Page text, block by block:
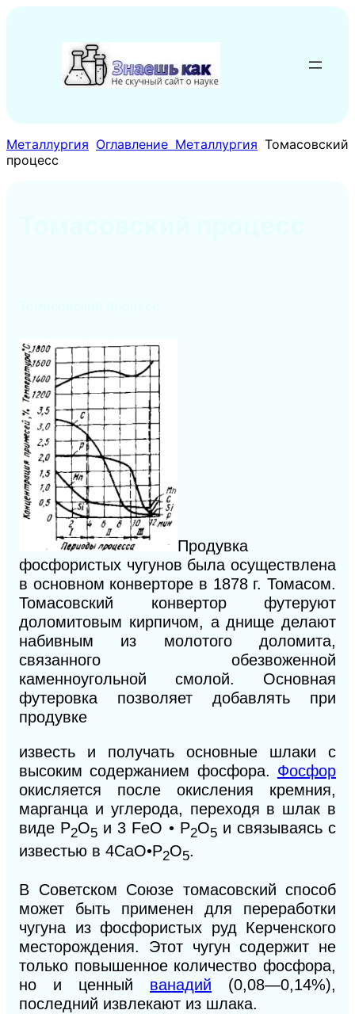
содержимому
Металлургия Оглавление Металлургия Томасовский
процесс
Продувка
фосфористых чугунов была осуществлена
в основном конверторе в 1878 г. Томасом.
Томасовский конвертор футеруют
доломитовым кирпичом, а днище делают
набивным из молотого доломита,
связанного обезвоженной
каменноугольной смолой. Основная
футеровка позволяет добавлять при
продувке
известь и получать основные шлаки с
высоким содержанием фосфора. Фосфор
окисляется после окисления кремния,
марганца и углерода, переходя в шлак в
виде Р2О5 и 3 FeO • Р2О5и связываясь с
известью в 4СаО•Р2О5.
В Советском Союзе томасовский способ
может быть применен для переработки
чугуна из фосфористых руд Керченского
месторождения. Этот чугун содержит не
только повышенное количество фосфора,
но и ценный ванадий (0,08—0,14%),
последний извлекают из шлака.